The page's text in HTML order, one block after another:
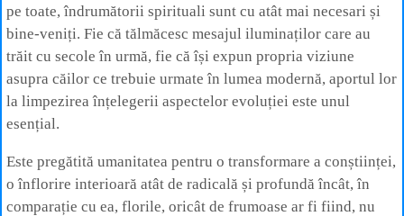
pe toate, îndrumătorii spirituali sunt cu atât mai necesari și
bine-veniți. Fie că tălmăcesc mesajul iluminaților care au
trăit cu secole în urmă, fie că își expun propria viziune
asupra căilor ce trebuie urmate în lumea modernă, aportul lor
la limpezirea înțelegerii aspectelor evoluției este unul
esențial.
Este pregătită umanitatea pentru o transformare a conștiinței,
o înflorire interioară atât de radicală și profundă încât, în
comparație cu ea, florile, oricât de frumoase ar fi fiind, nu